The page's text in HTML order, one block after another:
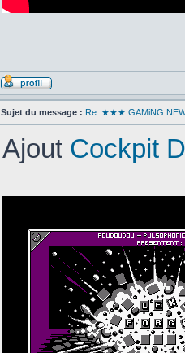
Sujet du message : Re: ★★★ GAMiNG
Ajout Cockpit